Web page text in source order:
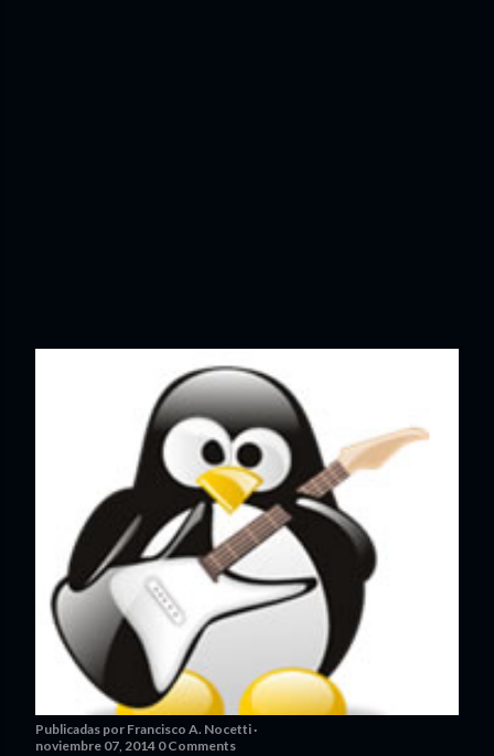
Publicadas por Francisco A. Nocetti
noviembre 07, 2014 0 Comments